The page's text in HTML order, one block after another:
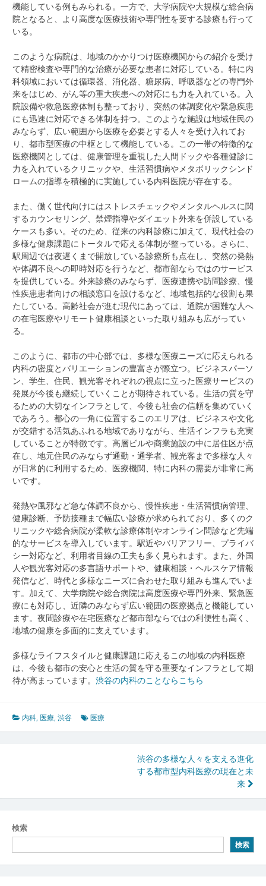
機能している例もみられる。一方で、大学病院や大規模な総合病
院となると、より高度な医療技術や専門性を要する診療も行って
いる。
このような病院は、地域のかかりつけ医療機関からの紹介を受け
て精密検査や専門的な治療が必要な患者に対応している。特に内
科領域においては循環器、消化器、糖尿病、呼吸器などの専門外
来をはじめ、がん等の重大疾患への対応にも力を入れている。入
院設備や救急医療体制も整っており、突然の体調変化や緊急疾患
にも迅速に対応できる体制を持つ。このような施設は地域住民の
みならず、広い範囲から医療を必要とする人々を受け入れてお
り、都市型医療の中枢として機能している。この一帯の特徴的な
医療機関としては、健康管理を重視した人間ドックや各種健診に
力を入れているクリニックや、生活習慣病やメタボリックシンド
ロームの指導を積極的に実施している内科医院が存在する。
また、働く世代向けにはストレスチェックやメンタルヘルスに関
するカウンセリング、禁煙指導やダイエット外来を併設している
ケースも多い。そのため、従来の内科診療に加えて、現代社会の
多様な健康課題にトータルで応える体制が整っている。さらに、
駅周辺では夜遅くまで開放している診療所も点在し、突然の発熱
や体調不良への即時対応を行うなど、都市部ならではのサービス
を提供している。外来診療のみならず、医療連携や訪問診療、慢
性疾患患者向けの相談窓口を設けるなど、地域包括的な役割も果
たしている。高齢社会が進む現代にあっては、通院が困難な人へ
の在宅医療やリモート健康相談といった取り組みも広がってい
る。
このように、都市の中心部では、多様な医療ニーズに応えられる
内科の密度とバリエーションの豊富さが際立つ。ビジネスパーソ
ン、学生、住民、観光客それぞれの視点に立った医療サービスの
発展が今後も継続していくことが期待されている。生活の質を守
るための大切なインフラとして、今後も社会の信頼を集めていく
であろう。都心の一角に位置するこのエリアは、ビジネスや文化
が交錯する活気あふれる地域でありながら、生活インフラも充実
していることが特徴です。高層ビルや商業施設の中に居住区が点
在し、地元住民のみならず通勤・通学者、観光客まで多様な人々
が日常的に利用するため、医療機関、特に内科の需要が非常に高
いです。
発熱や風邪など急な体調不良から、慢性疾患・生活習慣病管理、
健康診断、予防接種まで幅広い診療が求められており、多くのク
リニックや総合病院が柔軟な診療体制やオンライン問診など先端
的なサービスを導入しています。駅近やバリアフリー、プライバ
シー対応など、利用者目線の工夫も多く見られます。また、外国
人や観光客対応の多言語サポートや、健康相談・ヘルスケア情報
発信など、時代と多様なニーズに合わせた取り組みも進んでいま
す。加えて、大学病院や総合病院は高度医療や専門外来、緊急医
療にも対応し、近隣のみならず広い範囲の医療拠点と機能してい
ます。夜間診療や在宅医療など都市部ならではの利便性も高く、
地域の健康を多面的に支えています。
多様なライフスタイルと健康課題に応えるこの地域の内科医療
は、今後も都市の安心と生活の質を守る重要なインフラとして期
待が高まっています。 渋谷の内科のことならこちら
内科,医療,渋谷 医療
ナ
ビ
ゲ
ー
渋谷の多様な人々を支える進化
する都市型内科医療の現在と未
来
検索
検索